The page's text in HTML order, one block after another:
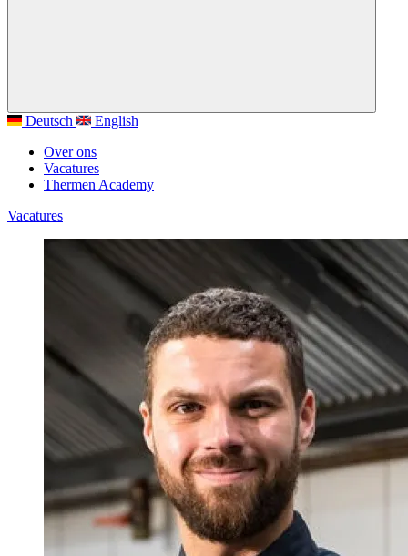
Deutsch
English
Over ons
Vacatures
Thermen Academy
Vacatures